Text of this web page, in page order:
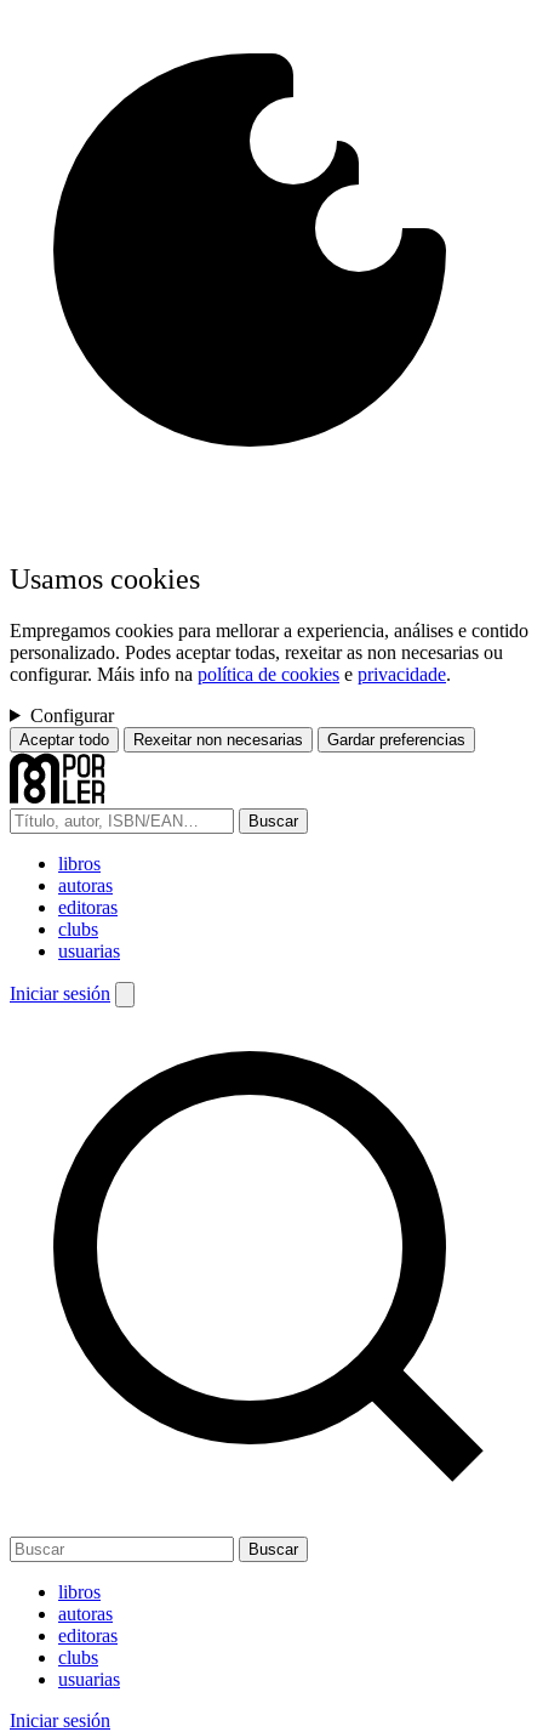
Usamos cookies
Empregamos cookies para mellorar a experiencia, análises e contido
personalizado. Podes aceptar todas, rexeitar as non necesarias ou
configurar. Máis info na política de cookies e privacidade.
Configurar
Aceptar todo Rexeitar non necesarias Gardar preferencias
Buscar
libros
autoras
editoras
clubs
usuarias
Iniciar sesión
Buscar
libros
autoras
editoras
clubs
usuarias
Iniciar sesión